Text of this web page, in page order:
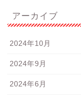
アーカイブ
2024年10月
2024年9月
2024年6月